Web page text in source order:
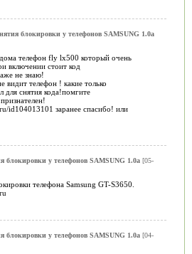
блокировки у телефонов SAMSUNG 1.0a
телефон fly lx500 который очень
включении стоит код
не знаю!
видит телефон ! какие только
для снятия кода!помгите
id104013101 заранее спасибо! или
блокировки у телефонов SAMSUNG 1.0a[05-
телефона Samsung GT-S3650.
блокировки у телефонов SAMSUNG 1.0a[04-